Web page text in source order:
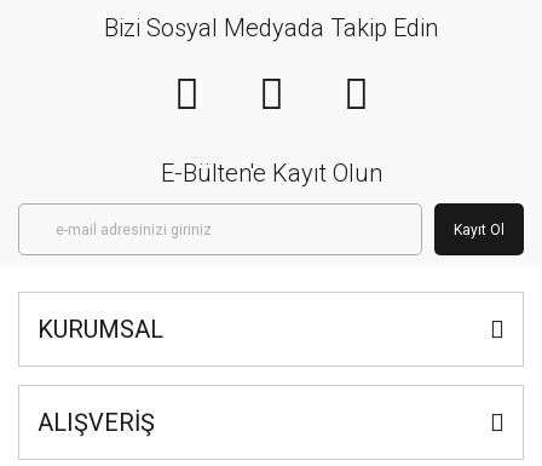
Bizi Sosyal Medyada Takip Edin
E-Bülten'e Kayıt Olun
Kayıt Ol
KURUMSAL
ALIŞVERİŞ